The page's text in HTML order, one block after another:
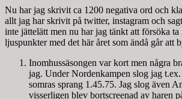
Nu har jag skrivit ca 1200 negativa ord och
allt jag har skrivit på twitter, instagram och
inte jättelätt men nu har jag tänkt att försöka ta
ljuspunkter med det här året som ändå går att
Inomhussäsongen var kort men några
jag. Under Nordenkampen slog jag
somras sprang 1.45.75. Jag slog även
visserligen blev bortscreenad av haren